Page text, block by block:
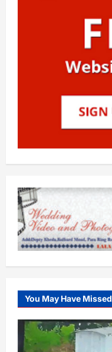
You May Have Missed